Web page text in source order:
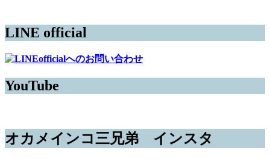
LINE official
YouTube
オカメインコ三兄弟 インスタ